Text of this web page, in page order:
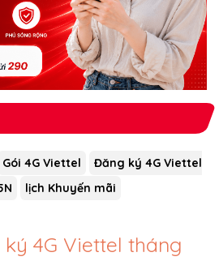
Gói 4G Viettel
Đăng ký 4G Viettel
lịch Khuyến mãi
4G Viettel tháng